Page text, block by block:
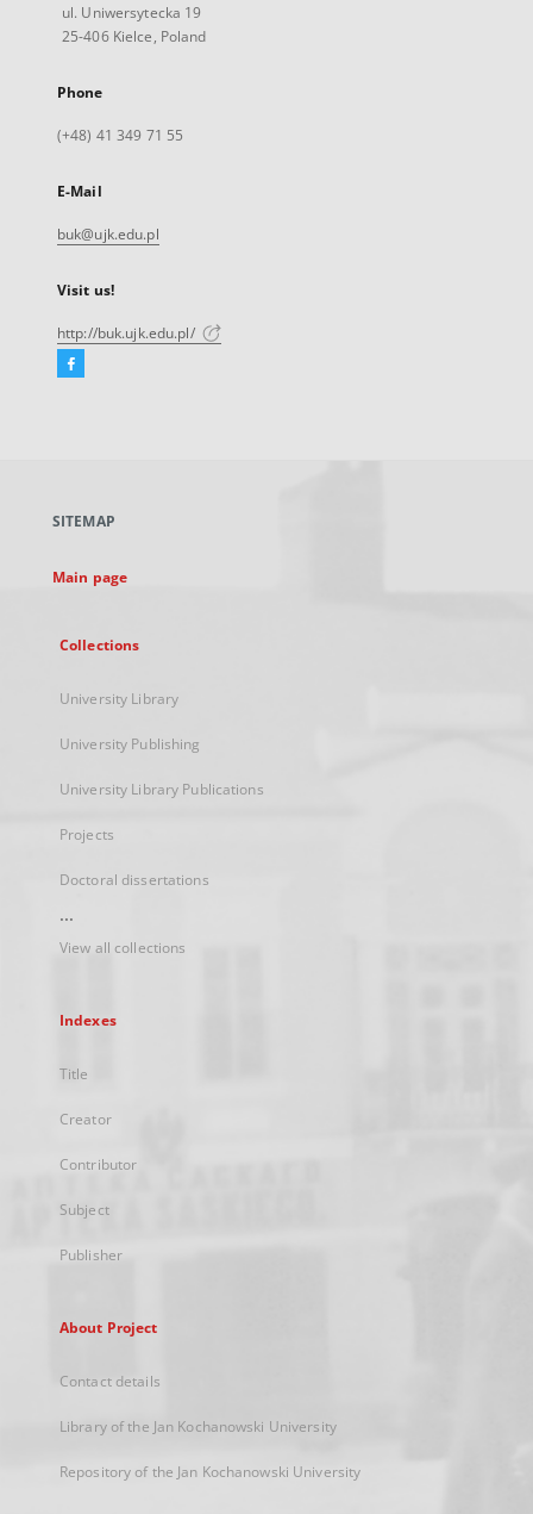
ul. Uniwersytecka 19
25-406 Kielce, Poland
Phone
(+48) 41 349 71 55
E-Mail
buk@ujk.edu.pl
Visit us!
http://buk.ujk.edu.pl/
Facebook
new
SITEMAP
Main page
Collections
University Library
University Publishing
University Library Publications
Projects
Doctoral dissertations
...
View all collections
Indexes
Title
Creator
Contributor
Subject
Publisher
About Project
Contact details
Library of the Jan Kochanowski University
Repository of the Jan Kochanowski University